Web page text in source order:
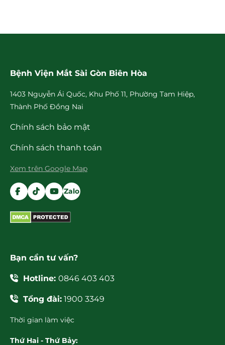
Bệnh Viện Mắt Sài Gòn Biên Hòa
1403 Nguyễn Ái Quốc, Khu Phố 11, Phường Tam Hiệp,
Thành Phố Đồng Nai
Chính sách bảo mật
Chính sách thanh toán
Xem trên Google Map
Zalo
Bạn cần tư vấn?
Hotline: 0846 403 403
Tổng đài: 1900 3349
Thời gian làm việc
Thứ Hai - Thứ Bảy: